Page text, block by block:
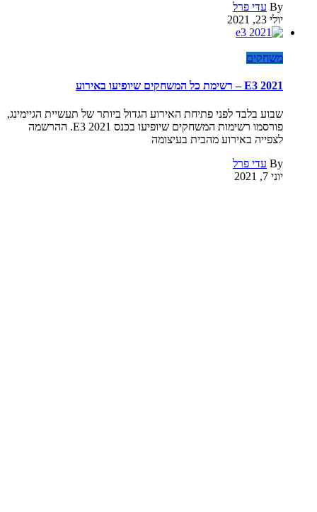
By עדי פרל
יולי 23, 2021
משחקים
E3 2021 – רשימת כל המשחקים שיופיעו באירוע
שבוע בלבד לפני פתיחת האירוע הגדול ביותר של תעשיית הגיימינג,
פורסמו רשימות המשחקים שיופיעו בכנס E3 2021. ההרשמה
לצפייה באירוע מהבית בעיצומה
By עדי פרל
יוני 7, 2021